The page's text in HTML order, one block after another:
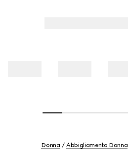
Donna Abbigliamento Donna